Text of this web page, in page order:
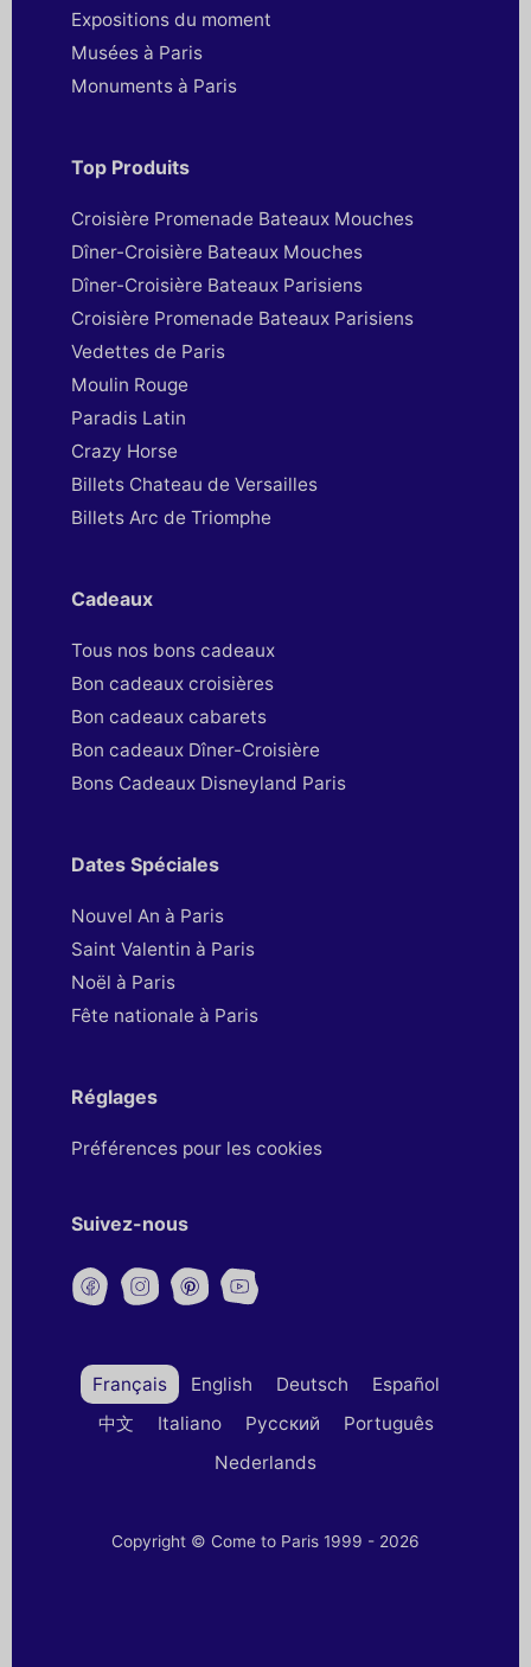
Expositions du moment
Musées à Paris
Monuments à Paris
Top Produits
Croisière Promenade Bateaux Mouches
Dîner-Croisière Bateaux Mouches
Dîner-Croisière Bateaux Parisiens
Croisière Promenade Bateaux Parisiens
Vedettes de Paris
Moulin Rouge
Paradis Latin
Crazy Horse
Billets Chateau de Versailles
Billets Arc de Triomphe
Cadeaux
Tous nos bons cadeaux
Bon cadeaux croisières
Bon cadeaux cabarets
Bon cadeaux Dîner-Croisière
Bons Cadeaux Disneyland Paris
Dates Spéciales
Nouvel An à Paris
Saint Valentin à Paris
Noël à Paris
Fête nationale à Paris
Réglages
Préférences pour les cookies
Suivez-nous
Français English Deutsch
Español
中文
Italiano Русский
Português
Nederlands
Copyright © Come to Paris 1999 - 2026